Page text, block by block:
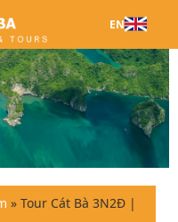
EN
» Tour Cát Bà 3N2Đ |